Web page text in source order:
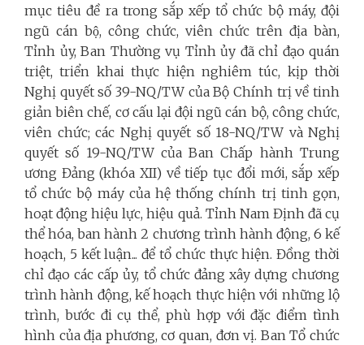
mục tiêu đề ra trong sắp xếp tổ chức bộ máy, đội
ngũ cán bộ, công chức, viên chức trên địa bàn,
Tỉnh ủy, Ban Thường vụ Tỉnh ủy đã chỉ đạo quán
triệt, triển khai thực hiện nghiêm túc, kịp thời
Nghị quyết số 39-NQ/TW của Bộ Chính trị về tinh
giản biên chế, cơ cấu lại đội ngũ cán bộ, công chức,
viên chức; các Nghị quyết số 18-NQ/TW và Nghị
quyết số 19-NQ/TW của Ban Chấp hành Trung
ương Đảng (khóa XII) về tiếp tục đổi mới, sắp xếp
tổ chức bộ máy của hệ thống chính trị tinh gọn,
hoạt động hiệu lực, hiệu quả. Tỉnh Nam Định đã cụ
thể hóa, ban hành 2 chương trình hành động, 6 kế
hoạch, 5 kết luận... để tổ chức thực hiện. Đồng thời
chỉ đạo các cấp ủy, tổ chức đảng xây dựng chương
trình hành động, kế hoạch thực hiện với những lộ
trình, bước đi cụ thể, phù hợp với đặc điểm tình
hình của địa phương, cơ quan, đơn vị. Ban Tổ chức